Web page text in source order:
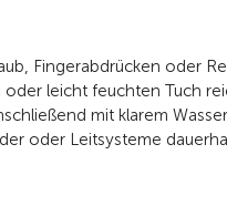
Fingerabdrücken oder
leicht feuchten Tuch
mit klarem
oder Leitsysteme